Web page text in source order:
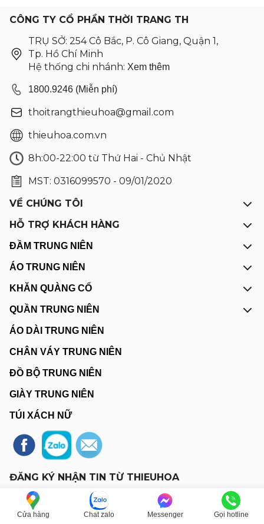
CÔNG TY CỔ PHẦN THỜI TRANG TH
TRỤ SỞ: 254 Cô Bắc, P. Cô Giang, Quận 1,
Tp. Hồ Chí Minh
Hệ thống chi nhánh: Xem thêm
1800.9246 (Miễn phí)
thoitrangthieuhoa@gmail.com
thieuhoa.com.vn
8h:00-22:00 từ Thứ Hai - Chủ Nhật
MST: 0316099570 - 09/01/2020
VỀ CHÚNG TÔI
HỖ TRỢ KHÁCH HÀNG
ĐẦM TRUNG NIÊN
ÁO TRUNG NIÊN
KHĂN QUÀNG CỔ
QUẦN TRUNG NIÊN
ÁO DÀI TRUNG NIÊN
CHÂN VÁY TRUNG NIÊN
ĐỒ BỘ TRUNG NIÊN
GIÀY TRUNG NIÊN
TÚI XÁCH NỮ
ĐĂNG KÝ NHẬN TIN TỪ THIEUHOA
Đăng ký
Cửa hàng Chat zalo Messenger Gọi hotline